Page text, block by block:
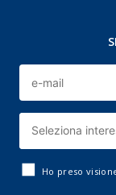
Ho preso